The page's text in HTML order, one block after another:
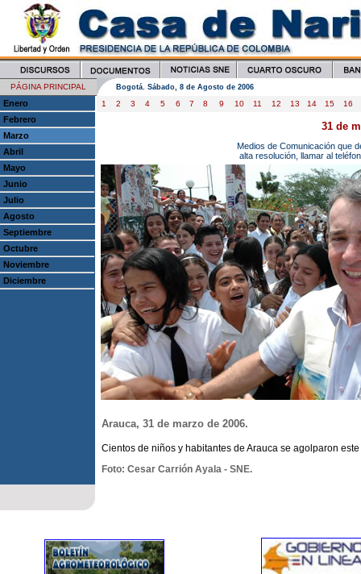
PÁGINA PRINCIPAL Bogotá. Sábado, 8 de Agosto de 2006
Enero
Febrero
Marzo
Abril
Mayo
Junio
Julio
Agosto
Septiembre
Octubre
Noviembre
Diciembre
1 2 3 4 5 6 7 8 9 10 11 12 13 14 15 16
31 de
Medios de Comunicación que
alta resolución, llamar al
Arauca, 31 de marzo de 2006.
Cientos de niños y habitantes de Arauca se agolparon
Foto: Cesar Carrión Ayala - SNE.